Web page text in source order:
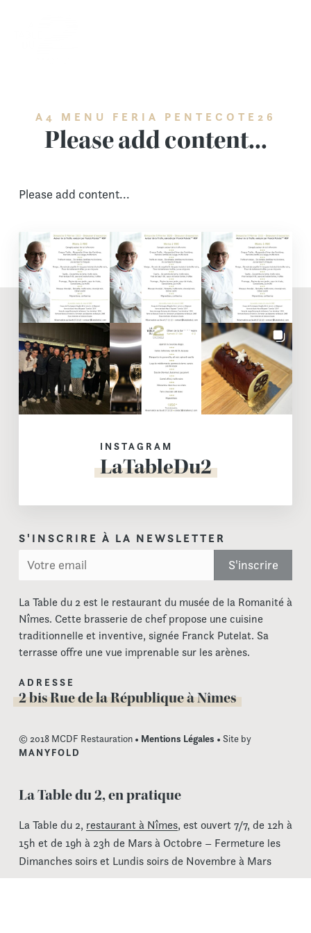
A4 MENU FERIA PENTECOTE26
Please add content...
Please add content...
INSTAGRAM
LaTableDu2
S'INSCRIRE À LA NEWSLETTER
La Table du 2 est le restaurant du musée de la Romanité à
Nîmes. Cette brasserie de chef propose une cuisine
traditionnelle et inventive, signée Franck Putelat. Sa
terrasse offre une vue imprenable sur les arènes.
ADRESSE
2 bis Rue de la République à Nîmes
© 2018 MCDF Restauration • Mentions Légales • Site by
MANYFOLD
La Table du 2, en pratique
La Table du 2, restaurant à Nîmes, est ouvert 7/7, de 12h à
15h et de 19h à 23h de Mars à Octobre – Fermeture les
Dimanches soirs et Lundis soirs de Novembre à Mars